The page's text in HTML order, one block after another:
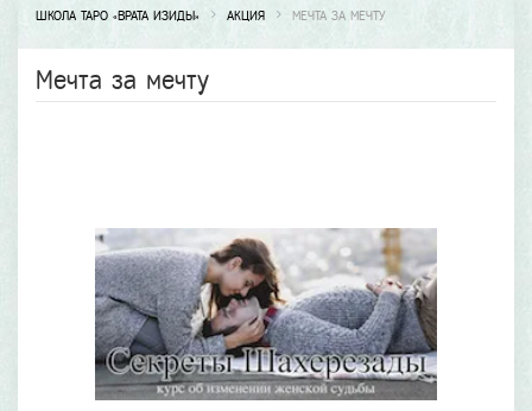
ШКОЛА ТАРО «ВРАТА ИЗИДЫ» АКЦИЯ МЕЧТА ЗА МЕЧТУ
Мечта за мечту